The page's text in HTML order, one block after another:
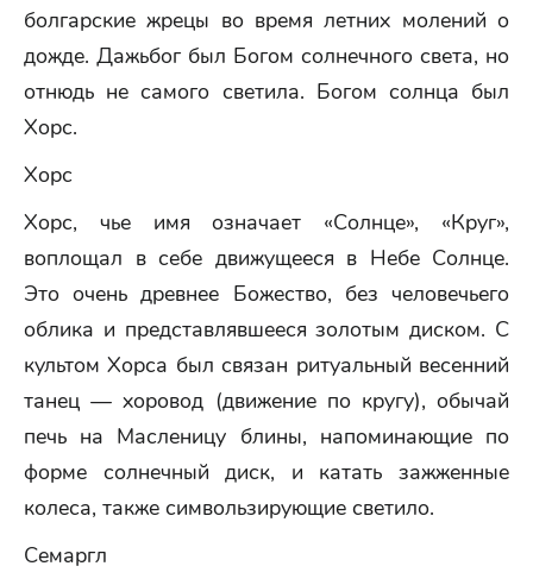
болгарские жрецы во время летних молений о
дожде. Дажьбог был Богом солнечного света, но
отнюдь не самого светила. Богом солнца был
Хорс.
Хорс
Хорс, чье имя означает «Солнце», «Круг»,
воплощал в себе движущееся в Небе Солнце.
Это очень древнее Божество, без человечьего
облика и представлявшееся золотым диском. С
культом Хорса был связан ритуальный весенний
танец — хоровод (движение по кругу), обычай
печь на Масленицу блины, напоминающие по
форме солнечный диск, и катать зажженные
колеса, также симвользирующие светило.
Семаргл